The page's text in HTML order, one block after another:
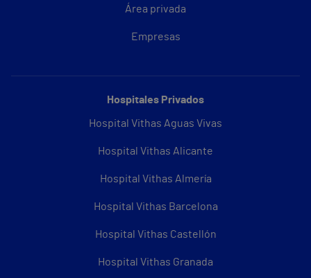
Área privada
Empresas
Hospitales Privados
Hospital Vithas Aguas Vivas
Hospital Vithas Alicante
Hospital Vithas Almería
Hospital Vithas Barcelona
Hospital Vithas Castellón
Hospital Vithas Granada